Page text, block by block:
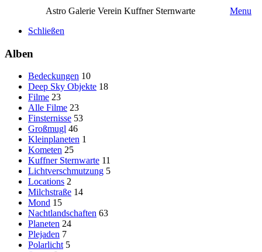
Astro Galerie Verein Kuffner Sternwarte
Menu
Schließen
Alben
Bedeckungen 10
Deep Sky Objekte 18
Filme 23
Alle Filme 23
Finsternisse 53
Großmugl 46
Kleinplaneten 1
Kometen 25
Kuffner Sternwarte 11
Lichtverschmutzung 5
Locations 2
Milchstraße 14
Mond 15
Nachtlandschaften 63
Planeten 24
Plejaden 7
Polarlicht 5